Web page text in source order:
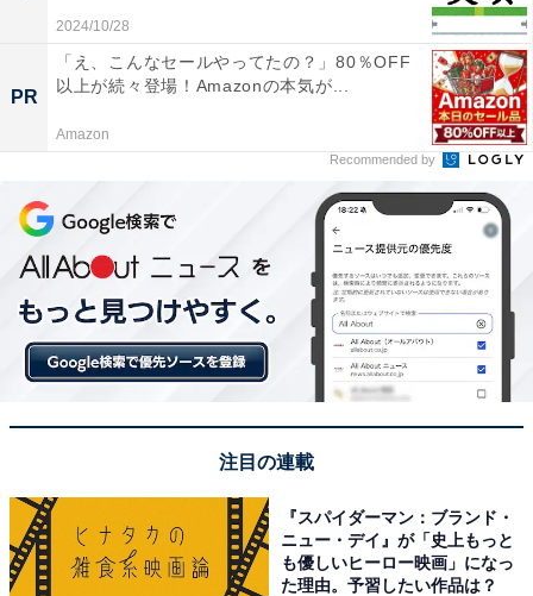
・漢字「大店」はなんて読む？ 【難読漢字クイズ】
2024/10/28
PR
「え、こんなセールやってたの？」80％OFF
以上が続々登場！Amazonの本気が...
Amazon
Recommended by
注目の連載
『スパイダーマン：ブランド・
ニュー・デイ』が「史上もっと
も優しいヒーロー映画」になっ
た理由。予習したい作品は？